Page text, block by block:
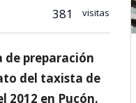
381 visitas
preparación
del taxista de
2012 en Pucón.